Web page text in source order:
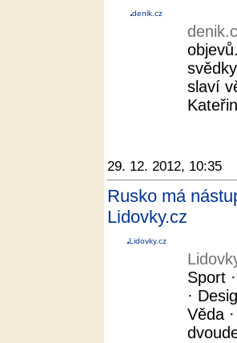
denik.cz
slaví
29. 12. 2012, 10:35
Rusko má
Lidovky.cz
Lidovky.cz
Sport
·
Věda